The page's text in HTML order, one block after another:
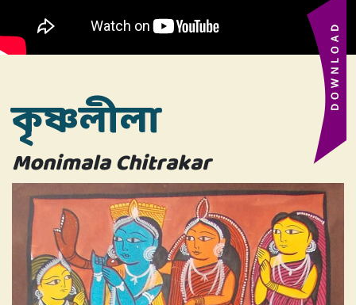
কৃষ্ণলীলা
Monimala Chitrakar